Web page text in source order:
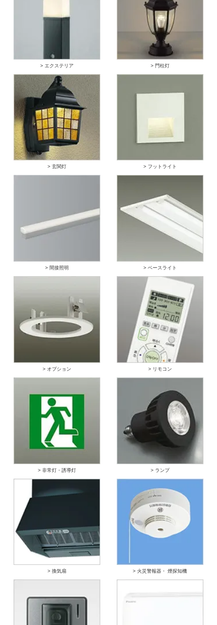
> エクステリア > 門柱灯
> 玄関灯 > フットライト
> 間接照明 > ベースライト
> オプション > リモコン
> 非常灯・誘導灯 > ランプ
> 換気扇 > 火災警報器・ 煙探知機